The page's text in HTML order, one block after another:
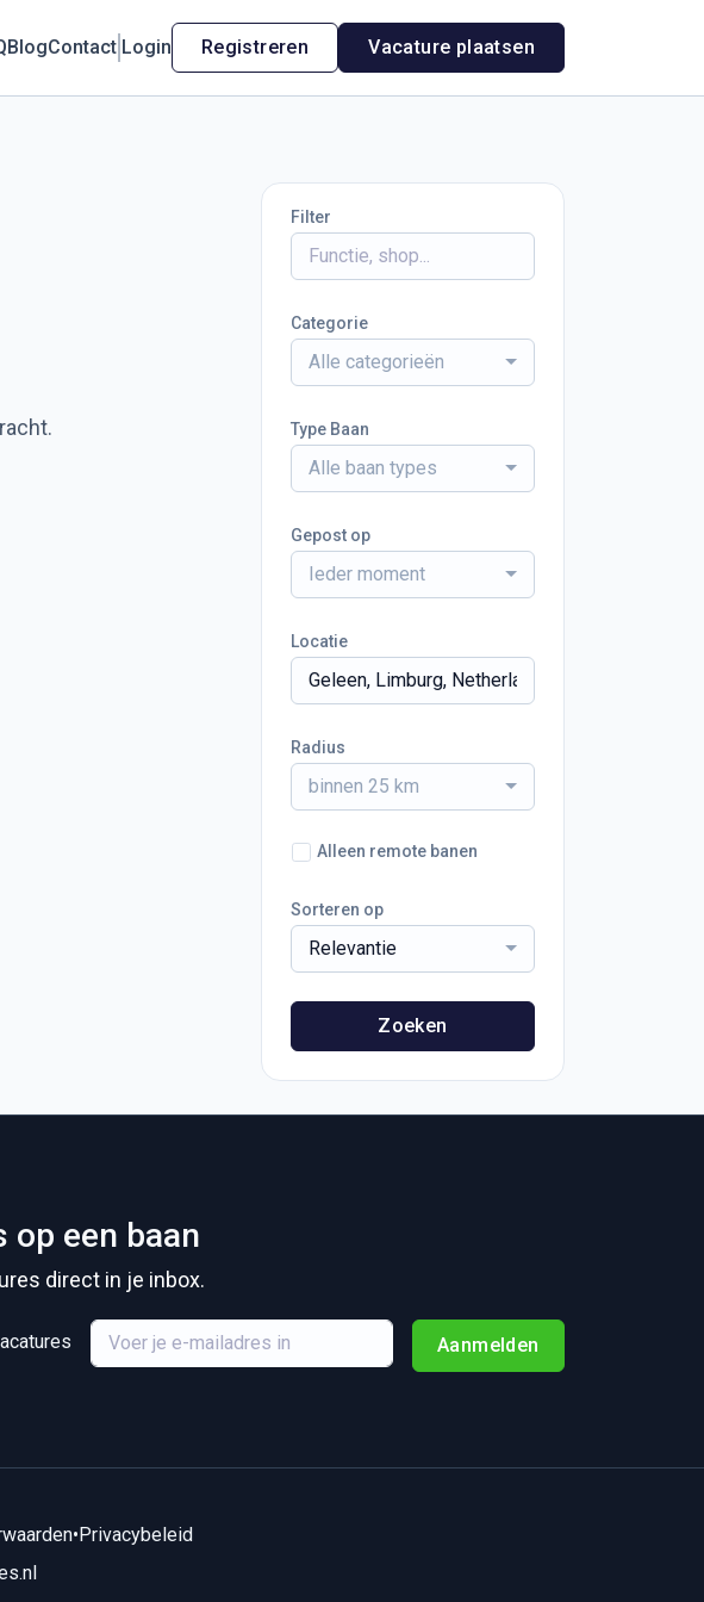
BlogContact Login Registreren Vacature plaatsen
Filter
Categorie
Alle categorieën
Type Baan
Alle baan types
Gepost op
Ieder moment
Locatie
Radius
binnen 25 km
Alleen remote banen
Sorteren op
Relevantie
Zoeken
op een baan
direct in je inbox.
Aanmelden
•Privacybeleid